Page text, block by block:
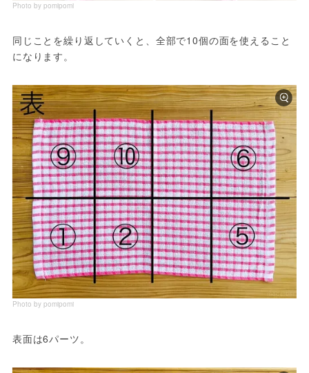
Photo by pomipomi
同じことを繰り返していくと、全部で10個の面を使えること
になります。
Photo by pomipomi
表面は6パーツ。